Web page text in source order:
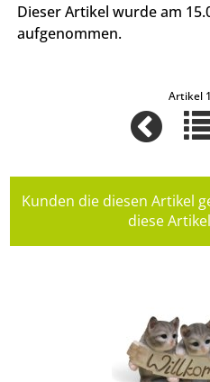
Dieser Artikel wurde am
aufgenommen.
Artikel
Kunden die diesen Artikel
diese